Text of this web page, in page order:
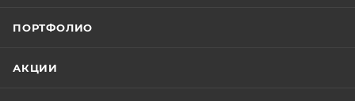
ПОРТФОЛИО
АКЦИИ